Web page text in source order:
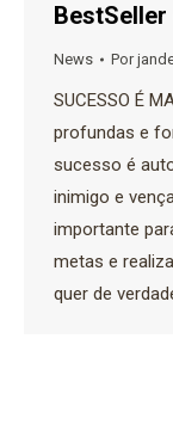
BestSeller
News Por
SUCESSO É
profundas e
sucesso é
inimigo e
importante
metas e
quer de